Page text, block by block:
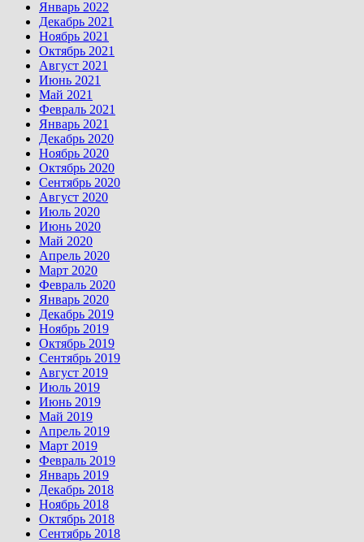
Январь 2022
Декабрь 2021
Ноябрь 2021
Октябрь 2021
Август 2021
Июнь 2021
Май 2021
Февраль 2021
Январь 2021
Декабрь 2020
Ноябрь 2020
Октябрь 2020
Сентябрь 2020
Август 2020
Июль 2020
Июнь 2020
Май 2020
Апрель 2020
Март 2020
Февраль 2020
Январь 2020
Декабрь 2019
Ноябрь 2019
Октябрь 2019
Сентябрь 2019
Август 2019
Июль 2019
Июнь 2019
Май 2019
Апрель 2019
Март 2019
Февраль 2019
Январь 2019
Декабрь 2018
Ноябрь 2018
Октябрь 2018
Сентябрь 2018